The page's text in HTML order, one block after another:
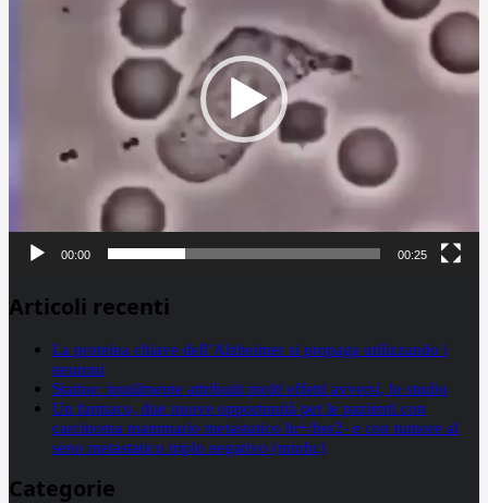
00:00 00:25
Articoli recenti
La proteina chiave dell’Alzheimer si propaga utilizzando i
neuroni
Statine: inutilmente attribuiti molti effetti avversi, lo studio
Un farmaco, due nuove opportunità per le pazienti con
carcinoma mammario metastatico hr+/her2- e con tumore al
seno metastatico triplo negativo (mtnbc)
Categorie